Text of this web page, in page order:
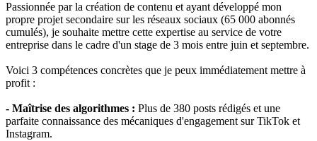
Passionnée par la création de contenu et ayant développé mon
propre projet secondaire sur les réseaux sociaux (65 000 abonnés
cumulés), je souhaite mettre cette expertise au service de votre
entreprise dans le cadre d'un stage de 3 mois entre juin et septembre.
Voici 3 compétences concrètes que je peux immédiatement mettre à
profit :
- Maîtrise des algorithmes : Plus de 380 posts rédigés et une
parfaite connaissance des mécaniques d'engagement sur TikTok et
Instagram.